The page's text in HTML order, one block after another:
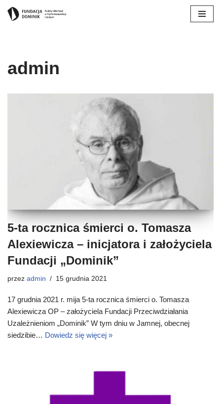
admin
5-ta rocznica śmierci o. Tomasza
Alexiewicza – inicjatora i założyciela
Fundacji „Dominik”
przez admin 15 grudnia 2021
17 grudnia 2021 r. mija 5-ta rocznica śmierci o. Tomasza
Alexiewicza OP – założyciela Fundacji Przeciwdziałania
Uzależnieniom „Dominik” W tym dniu w Jamnej, obecnej
siedzibie… Dowiedz się więcej »